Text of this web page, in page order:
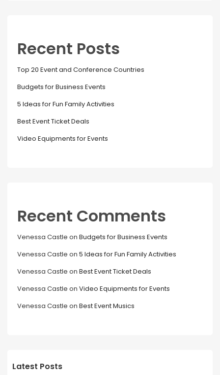
Recent Posts
Top 20 Event and Conference Countries
Budgets for Business Events
5 Ideas for Fun Family Activities
Best Event Ticket Deals
Video Equipments for Events
Recent Comments
Venessa Castle on Budgets for Business Events
Venessa Castle on 5 Ideas for Fun Family Activities
Venessa Castle on Best Event Ticket Deals
Venessa Castle on Video Equipments for Events
Venessa Castle on Best Event Musics
Latest Posts